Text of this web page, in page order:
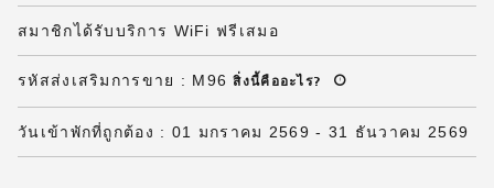
สมาชิกได้รับบริการ WiFi ฟรีเสมอ
รหัสส่งเสริมการขาย : M96 สิ่งนี้คืออะไร?
วันเข้าพักที่ถูกต้อง : 01 มกราคม 2569 - 31 ธันวาคม 2569